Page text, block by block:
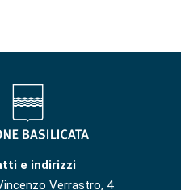
e indirizzi
Verrastro, 4